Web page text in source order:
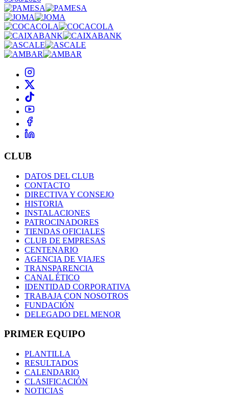
CLUB
DATOS DEL CLUB
CONTACTO
DIRECTIVA Y CONSEJO
HISTORIA
INSTALACIONES
PATROCINADORES
TIENDAS OFICIALES
CLUB DE EMPRESAS
CENTENARIO
AGENCIA DE VIAJES
TRANSPARENCIA
CANAL ÉTICO
IDENTIDAD CORPORATIVA
TRABAJA CON NOSOTROS
FUNDACIÓN
DELEGADO DEL MENOR
PRIMER EQUIPO
PLANTILLA
RESULTADOS
CALENDARIO
CLASIFICACIÓN
NOTICIAS